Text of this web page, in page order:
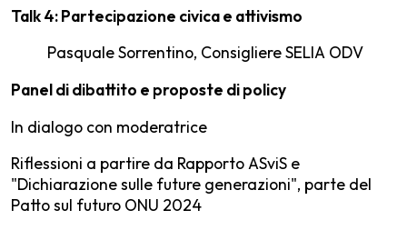
Talk 4: Partecipazione civica e attivismo
Pasquale Sorrentino, Consigliere SELIA ODV
Panel di dibattito e proposte di policy
In dialogo con moderatrice
Riflessioni a partire da Rapporto ASviS e
"Dichiarazione sulle future generazioni", parte del
Patto sul futuro ONU 2024